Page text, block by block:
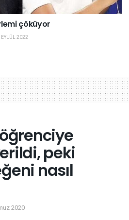
çöküyor
EYLÜL 2022
peki
nasıl
2020